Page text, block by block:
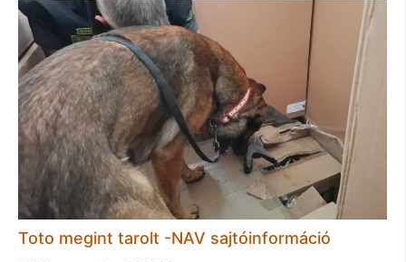
Toto megint tarolt -NAV sajtóinformáció